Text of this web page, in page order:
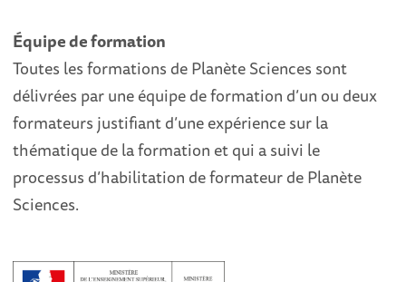
Équipe de formation
Toutes les formations de Planète Sciences sont
délivrées par une équipe de formation d’un ou deux
formateurs justifiant d’une expérience sur la
thématique de la formation et qui a suivi le
processus d’habilitation de formateur de Planète
Sciences.